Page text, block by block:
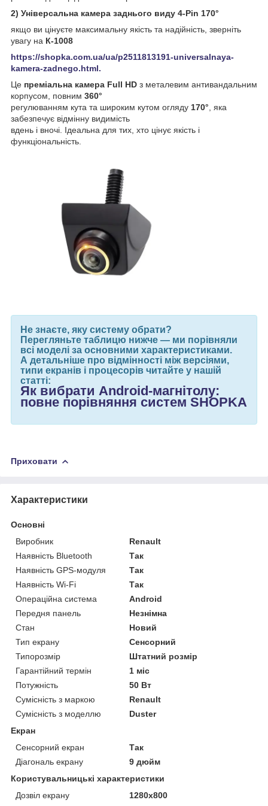
2) Універсальна камера заднього виду 4-Pin 170°
якщо ви цінуєте максимальну якість та надійність, зверніть
увагу на К-1008
https://shopka.com.ua/ua/p2511813191-universalnaya-
kamera-zadnego.html.
Це преміальна камера Full HD з металевим антивандальним
корпусом, повним 360°
регулюванням кута та широким кутом огляду 170°, яка
забезпечує відмінну видимість
вдень і вночі. Ідеальна для тих, хто цінує якість і
функціональність.
Не знаєте, яку систему обрати?
Перегляньте таблицю нижче — ми порівняли
всі моделі за основними характеристиками.
А детальніше про відмінності між версіями,
типи екранів і процесорів читайте у нашій
статті:
Як вибрати Android-магнітолу:
повне порівняння систем SHOPKA
Приховати
Характеристики
Основні
Виробник
Renault
Наявність Bluetooth
Так
Наявність GPS-модуля
Так
Наявність Wi-Fi
Так
Операційна система
Android
Передня панель
Незнімна
Стан
Новий
Тип екрану
Сенсорний
Типорозмір
Штатний розмір
Гарантійний термін
1 міс
Потужність
50 Вт
Сумісність з маркою
Renault
Сумісність з моделлю
Duster
Екран
Сенсорний екран
Так
Діагональ екрану
9 дюйм
Користувальницькі характеристики
Дозвіл екрану
1280x800